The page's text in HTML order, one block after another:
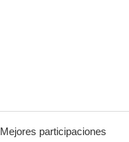
Mejores participaciones